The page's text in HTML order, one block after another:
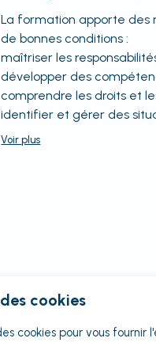
La formation apporte des
de bonnes conditions :
maîtriser les
développer des
comprendre les droits et
identifier et gérer des
Voirplus
cookies
cookies pour vous fournir